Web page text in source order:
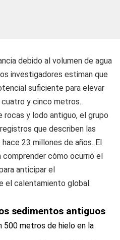
debido al volumen de agua
investigadores estiman que
suficiente para elevar
y cinco metros.
rocas y lodo antiguo, el grupo
que describen las
23 millones de años. El
cómo ocurrió el
anticipar el
el calentamiento global.
sedimentos antiguos